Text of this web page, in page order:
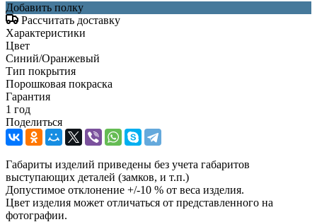
Добавить полку
Рассчитать доставку
Характеристики
Цвет
Синий/Оранжевый
Тип покрытия
Порошковая покраска
Гарантия
1 год
Поделиться
Габариты изделий приведены без учета габаритов
выступающих деталей (замков, и т.п.)
Допустимое отклонение +/-10 % от веса изделия.
Цвет изделия может отличаться от представленного на
фотографии.